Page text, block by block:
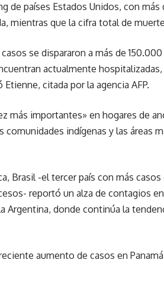
de países Estados Unidos, con más
mientras que la cifra total de
se dispararon a más de
actualmente
citada por la agencia AFP.
más importantes» en hogares de
indígenas y las áreas
Brasil -el tercer país con más
reportó un alza de contagios
Argentina, donde continúa la
aumento de casos en